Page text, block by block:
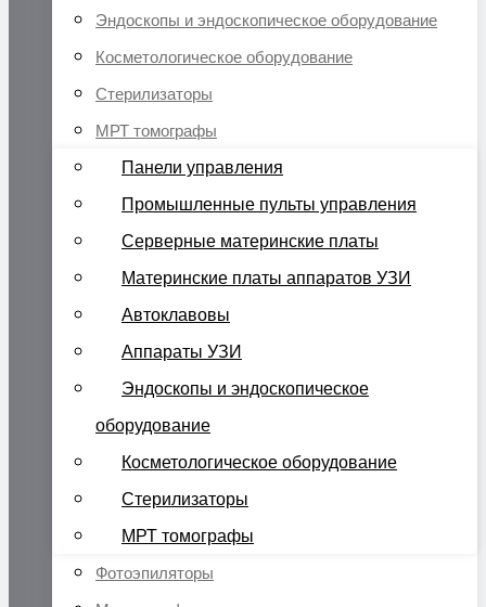
Эндоскопы и эндоскопическое оборудование
Косметологическое оборудование
Стерилизаторы
МРТ томографы
Панели управления
Промышленные пульты управления
Серверные материнские платы
Материнские платы аппаратов УЗИ
Автоклавовы
Аппараты УЗИ
Эндоскопы и эндоскопическое
оборудование
Косметологическое оборудование
Стерилизаторы
МРТ томографы
Фотоэпиляторы